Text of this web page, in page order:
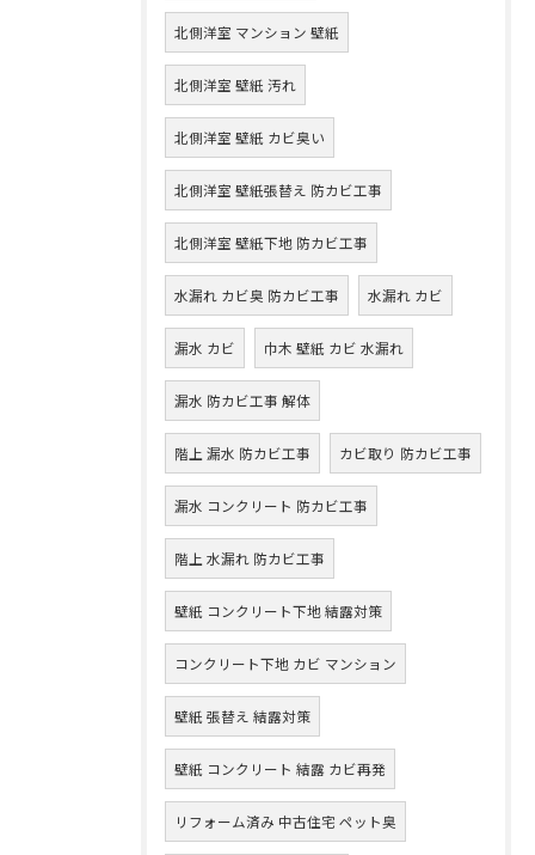
北側洋室 マンション 壁紙
北側洋室 壁紙 汚れ
北側洋室 壁紙 カビ臭い
北側洋室 壁紙張替え 防カビ工事
北側洋室 壁紙下地 防カビ工事
水漏れ カビ臭 防カビ工事 水漏れ カビ
漏水 カビ 巾木 壁紙 カビ 水漏れ
漏水 防カビ工事 解体
階上 漏水 防カビ工事 カビ取り 防カビ工事
漏水 コンクリート 防カビ工事
階上 水漏れ 防カビ工事
壁紙 コンクリート下地 結露対策
コンクリート下地 カビ マンション
壁紙 張替え 結露対策
壁紙 コンクリート 結露 カビ再発
リフォーム済み 中古住宅 ペット臭